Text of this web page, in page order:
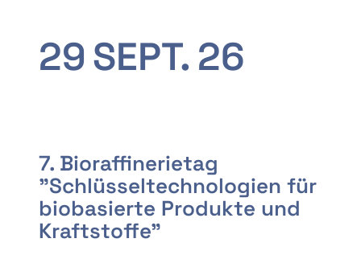
29SEPT. 26
7. Bioraffinerietag
"Schlüsseltechnologien für
biobasierte Produkte und
Kraftstoffe"